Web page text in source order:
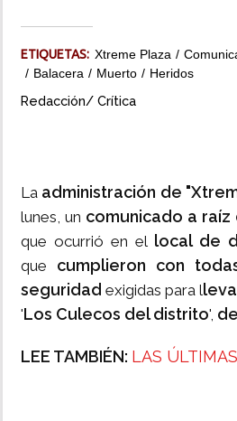
ETIQUETAS: Xtreme Plaza
Balacera
Muerto Heridos
Redacción/ Crítica
La administración de
lunes, un comunicado a
que ocurrió en el local de
que cumplieron con
seguridad exigidas para l
'Los Culecos del distrito',
LEE TAMBIÉN: LAS